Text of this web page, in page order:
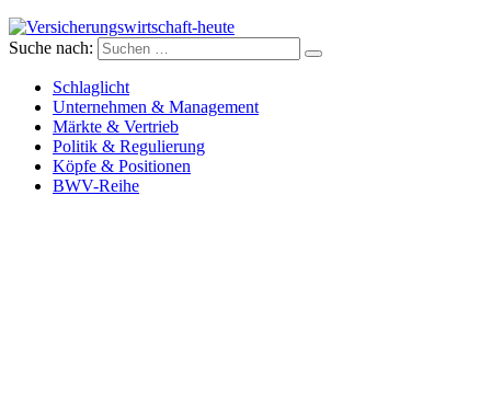
Versicherungswirtschaft-heute
Suche nach:
Schlaglicht
Unternehmen & Management
Märkte & Vertrieb
Politik & Regulierung
Köpfe & Positionen
BWV-Reihe